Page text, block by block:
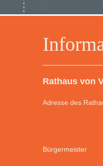
Rathaus von
Adresse des
Bürgermeister